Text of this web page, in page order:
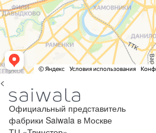
<
Официальный представитель
фабрики Saiwala в Москве